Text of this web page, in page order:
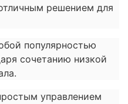
решением для
популярностью
сочетанию низкой
управлением